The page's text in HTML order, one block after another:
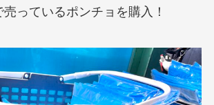
っているポンチョを購入！